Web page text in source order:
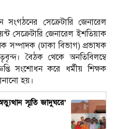
সেক্রেটারি জেনারেল
সেক্রেটারি জেনারেল ইশতিয়াক
সম্পাদক (ঢাকা বিভাগ) প্রভাষক
বৈঠক থেকে অনতিবিলম্বে
সংশোধন করে ধর্মীয় শিক্ষক
হয়।
স্মৃতি জাদুঘরে’